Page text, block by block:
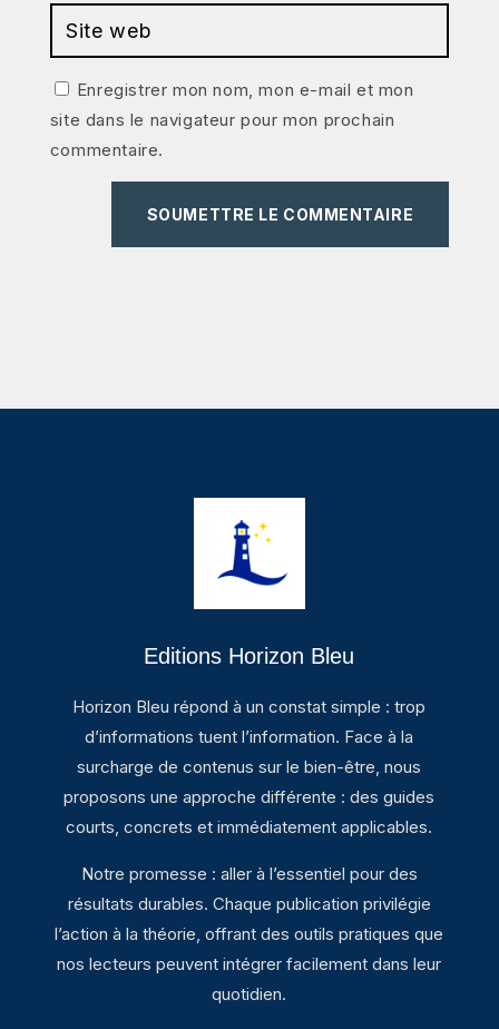
Enregistrer mon nom, mon e-mail et mon
site dans le navigateur pour mon prochain
commentaire.
SOUMETTRE LE COMMENTAIRE
Editions Horizon Bleu
Horizon Bleu répond à un constat simple : trop
d’informations tuent l’information. Face à la
surcharge de contenus sur le bien-être, nous
proposons une approche différente : des guides
courts, concrets et immédiatement applicables.
Notre promesse : aller à l’essentiel pour des
résultats durables. Chaque publication privilégie
l’action à la théorie, offrant des outils pratiques que
nos lecteurs peuvent intégrer facilement dans leur
quotidien.